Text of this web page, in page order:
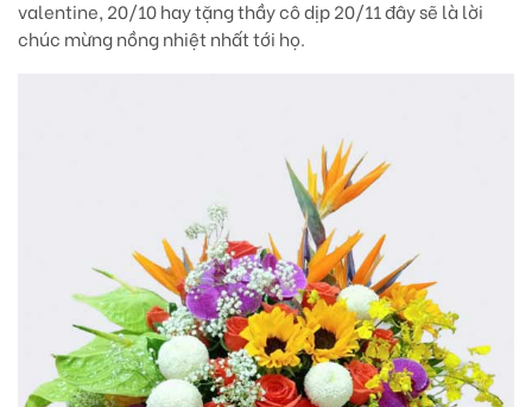
valentine, 20/10 hay tặng thầy cô dịp 20/11 đây sẽ là lời
chúc mừng nồng nhiệt nhất tới họ.